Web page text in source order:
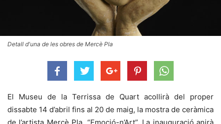
Detall d'una de les obres de Mercè Pla
El Museu de la Terrissa de Quart acollirà del proper
dissabte 14 d’abril fins al 20 de maig, la mostra de ceràmica
de l’artista Mercè Pla “Emoció-n’Art”. La inauguració anirà